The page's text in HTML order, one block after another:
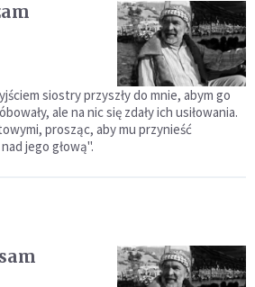
siostry przyszły do mnie, abym go
ale na nic się zdały ich usiłowania.
prosząc, aby mu przynieść
jego głową".